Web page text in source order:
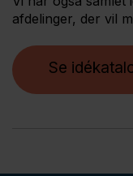
afdelinger, der vil
Se